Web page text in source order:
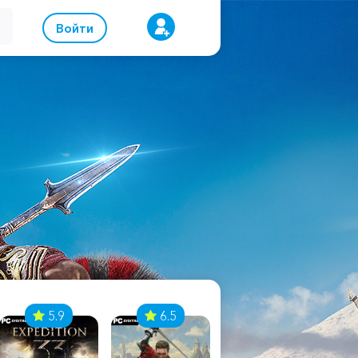
Войти
5.9 6.5 8.1